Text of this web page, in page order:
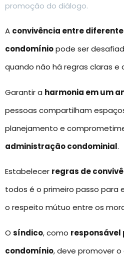
promoção do diálogo.
A convivência entre
condomíniopode ser
quando não há regras claras e
Garantir a harmonia em um
pessoas compartilham
planejamento e
administração condominial.
Estabelecer regras de
todos é o primeiro passo para
o respeito mútuo entre os
O síndico, como responsável
condomínio, deve promover